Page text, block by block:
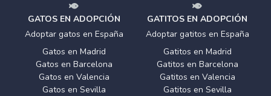
GATOS EN ADOPCIÓN
Adoptar gatos en España
Gatos en Madrid
Gatos en Barcelona
Gatos en Valencia
Gatos en Sevilla
GATITOS EN ADOPCIÓN
Adoptar gatitos en España
Gatitos en Madrid
Gatitos en Barcelona
Gatitos en Valencia
Gatitos en Sevilla